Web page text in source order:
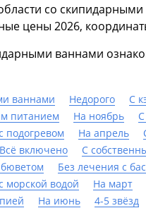
со
цены 2026,
ваннами
ваннами Недорого С
питанием
На ноябрь
подогревом
На апрель
Всё включено С
Без лечения с
морской водой
На март
На июнь 4-5 звёзд